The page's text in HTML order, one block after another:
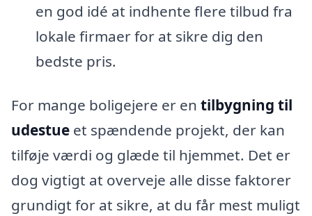
en god idé at indhente flere tilbud fra
lokale firmaer for at sikre dig den
bedste pris.
For mange boligejere er en tilbygning til
udestue et spændende projekt, der kan
tilføje værdi og glæde til hjemmet. Det er
dog vigtigt at overveje alle disse faktorer
grundigt for at sikre, at du får mest muligt